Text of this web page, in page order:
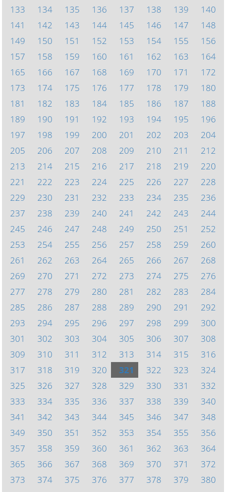
133
134 135 136 137 138 139
140
141
142 143 144 145 146 147
148
149
150 151 152 153 154 155
156
157
158 159 160 161 162 163
164
165
166 167 168 169 170 171
172
173
174 175 176 177 178 179
180
181
182 183 184 185 186 187
188
189
190 191 192 193 194 195
196
197
198 199 200 201 202 203
204
205
206 207 208 209 210 211
212
213
214 215 216 217 218 219
220
221
222 223 224 225 226 227
228
229
230 231 232 233 234 235
236
237
238 239 240 241 242 243
244
245
246 247 248 249 250 251
252
253
254 255 256 257 258 259
260
261
262 263 264 265 266 267
268
269
270 271 272 273 274 275
276
277
278 279 280 281 282 283
284
285
286 287 288 289 290 291
292
293
294 295 296 297 298 299
300
301
302 303 304 305 306 307
308
309
310 311 312 313 314 315
316
317
318 319 320 321 322 323
324
325
326 327 328 329 330 331
332
333
334 335 336 337 338 339
340
341
342 343 344 345 346 347
348
349
350 351 352 353 354 355
356
357
358 359 360 361 362 363
364
365
366 367 368 369 370 371
372
373
374 375 376 377 378 379
380